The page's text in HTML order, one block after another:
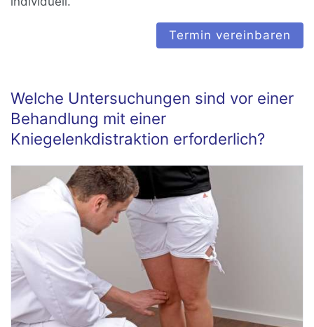
Termin vereinbaren
Welche Untersuchungen sind vor einer
Behandlung mit einer
Kniegelenkdistraktion erforderlich?